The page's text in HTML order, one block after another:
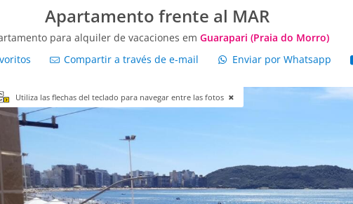
Apartamento frente al MAR
para alquiler de vacaciones em Guarapari (Praia do Morro)
Compartir a través de e-mail Enviar por Whatsapp
Utiliza las flechas del teclado para navegar entre las fotos